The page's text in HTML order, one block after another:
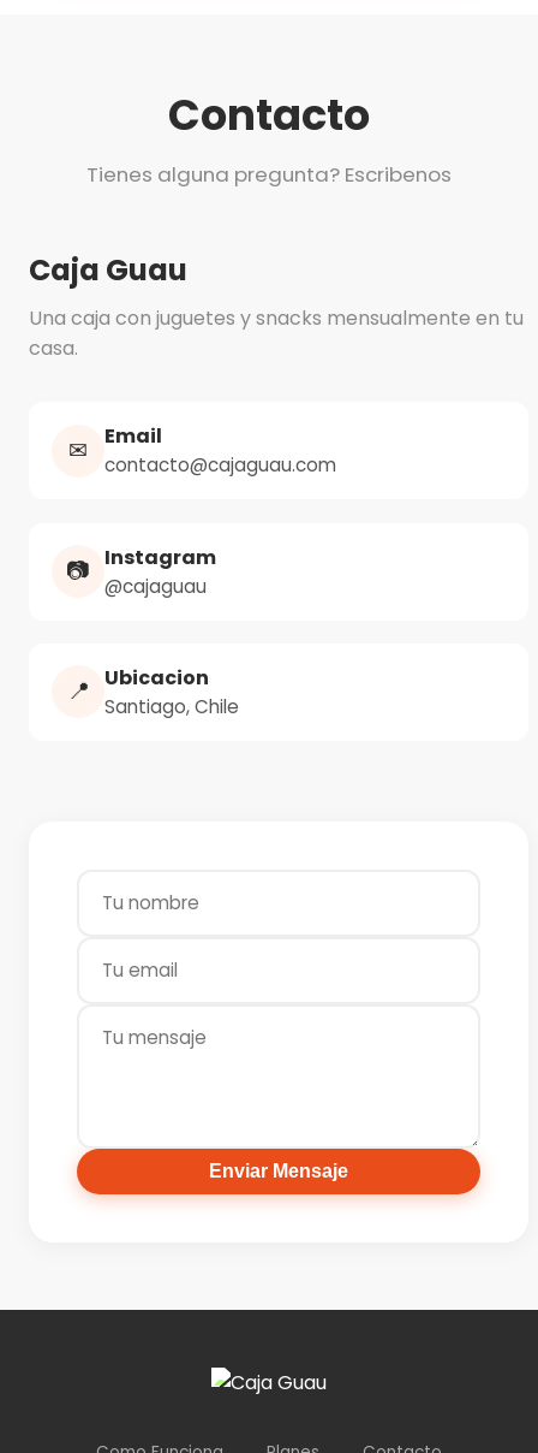
Contacto
Tienes alguna pregunta? Escribenos
Caja Guau
Una caja con juguetes y snacks mensualmente en tu
casa.
✉ Email
contacto@cajaguau.com
📷 Instagram
@cajaguau
📍 Ubicacion
Santiago, Chile
Enviar Mensaje